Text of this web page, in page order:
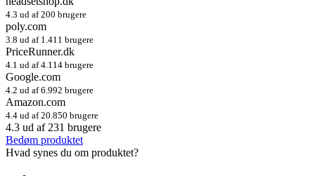
4.3 ud af 200 brugere
poly.com
3.8 ud af 1.411 brugere
PriceRunner.dk
4.1 ud af 4.114 brugere
Google.com
4.2 ud af 6.992 brugere
Amazon.com
4.4 ud af 20.850 brugere
4.3 ud af 231 brugere
Bedøm produktet
Hvad synes du om produktet?